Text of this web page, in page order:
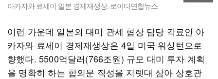
아카자와 료세이 일본 경제재생상. 로이터연합뉴스
이런 가운데 일본의 대미 관세 협상 담당 각료인 아
카자와 료세이 경제재생상은 4일 미국 워싱턴으로
향했다. 5500억달러(766조원) 규모 대미 투자 계획
을 명확히 하는 합의문 작성을 지렛대 삼아 상호관